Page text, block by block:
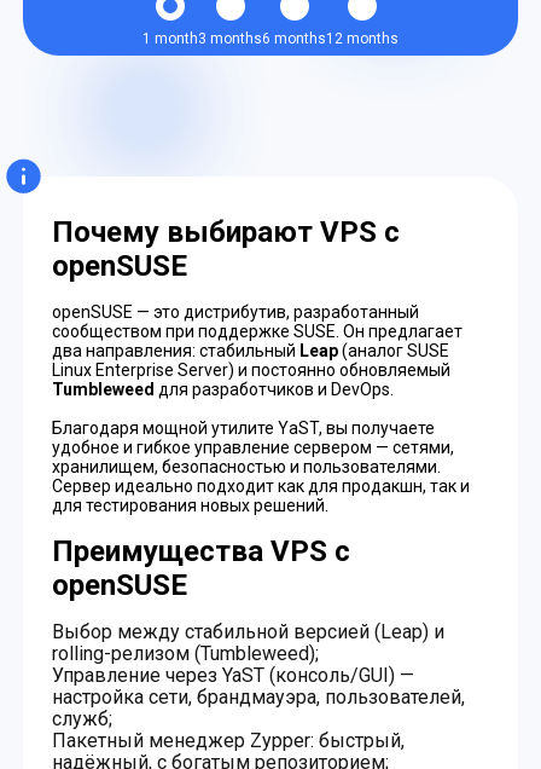
1 month3 months6 months12 months
Почему выбирают VPS с
openSUSE
openSUSE — это дистрибутив, разработанный
сообществом при поддержке SUSE. Он предлагает
два направления: стабильный Leap(аналог SUSE
Linux Enterprise Server) и постоянно обновляемый
Tumbleweed для разработчиков и DevOps.
Благодаря мощной утилите YaST, вы получаете
удобное и гибкое управление сервером — сетями,
хранилищем, безопасностью и пользователями.
Сервер идеально подходит как для продакшн, так и
для тестирования новых решений.
Преимущества VPS с
openSUSE
Выбор между стабильной версией (Leap) и
rolling-релизом (Tumbleweed);
Управление через YaST (консоль/GUI) —
настройка сети, брандмауэра, пользователей,
служб;
Пакетный менеджер Zypper: быстрый,
надёжный, с богатым репозиторием;